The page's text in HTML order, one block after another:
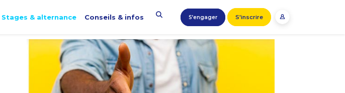
Stages & alternance Conseils & infos S’engager S'inscrire